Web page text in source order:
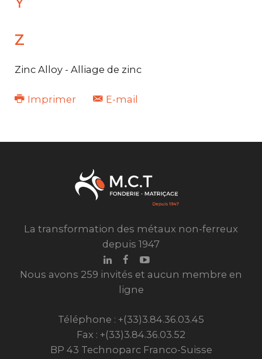
Z
Zinc Alloy - Alliage de zinc
Imprimer E-mail
La transformation des métaux non-ferreux
depuis 1947
Nous avons 259 invités et aucun membre en
ligne
Téléphone : +(33)3.84.36.03.45
Fax : +(33)3.84.36.03.52
BP 43 Technoparc Franco-Suisse